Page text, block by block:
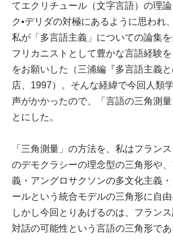
てエクリチュール（文字言語）の理
ク•デリダの対極にあるように思われ
私が「多言語主義」についての論集
フリカニストとして豊かな言語経験
をお願いした（三浦編『多言語主義
店、1997）。そんな経緯で今回人類
声がかかったので、「言語の三角測
とにした。
「三角測量」の方法を、私はフラン
のデモクラシーの理念型の三角形や
義・アングロサクソンの多文化主義
ールという統合モデルの三角形に自由
しかし今回とりあげるのは、フラン
対話の可能性という言語の三角形であ